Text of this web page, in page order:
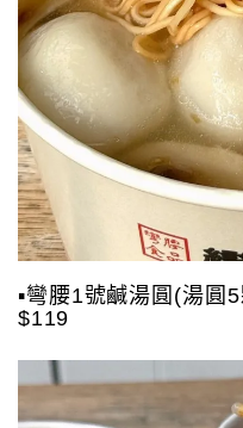
▪️彎腰1號鹹湯圓(湯圓
$119